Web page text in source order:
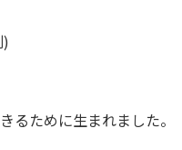
るために生まれました。